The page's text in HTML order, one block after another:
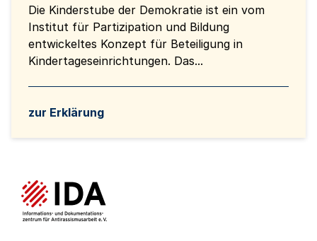
Die Kinderstube der Demokratie ist ein vom
Institut für Partizipation und Bildung
entwickeltes Konzept für Beteiligung in
Kindertageseinrichtungen. Das...
zur Erklärung